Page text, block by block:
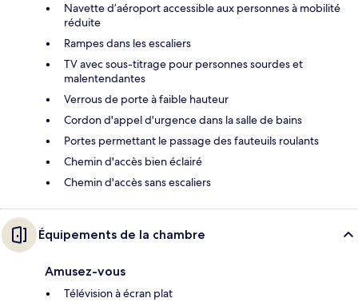
Navette d’aéroport accessible aux personnes à mobilité
réduite
Rampes dans les escaliers
TV avec sous-titrage pour personnes sourdes et
malentendantes
Verrous de porte à faible hauteur
Cordon d'appel d'urgence dans la salle de bains
Portes permettant le passage des fauteuils roulants
Chemin d'accès bien éclairé
Chemin d'accès sans escaliers
Équipements de la chambre
Amusez-vous
Télévision à écran plat